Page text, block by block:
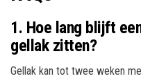
1. Hoe lang blijft
gellak zitten?
Gellak kan tot twee weken